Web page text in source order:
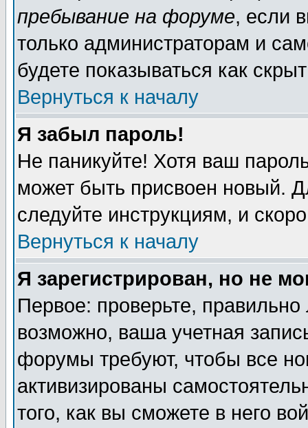
пребывание на форуме, если
только администраторам и
будете показываться как
Вернуться к началу
Я забыл пароль!
Не паникуйте! Хотя ваш
может быть присвоен новый.
следуйте инструкциям, и
Вернуться к началу
Я зарегистрирован, но не
Первое: проверьте,
возможно, ваша учетная
форумы требуют, чтобы все
активизированы
того, как вы сможете в него